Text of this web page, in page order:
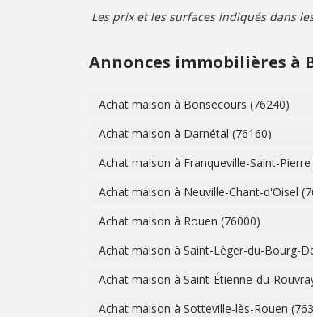
Les prix et les surfaces indiqués dans
Annonces immobilières à
Achat maison à Bonsecours (76240)
Achat maison à Darnétal (76160)
Achat maison à Franqueville-Saint-Pierre
Achat maison à Neuville-Chant-d'Oisel
Achat maison à Rouen (76000)
Achat maison à Saint-Léger-du-Bourg-
Achat maison à Saint-Étienne-du-
Achat maison à Sotteville-lès-Rouen